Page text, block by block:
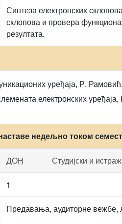
Синтеза електронских
склопова и провера
резултата.
уређаја, Р.
електронских
недељно током
ДОН Студијски и
1
Предавања, аудиторне вежбе,